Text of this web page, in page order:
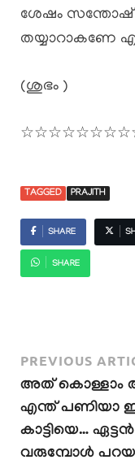
ശേഷം
തയ്യാറാകണേ
(ശുഭം )
TAGGED PRAJITH
SHARE
SHARE
PREVIOUS
അത് കൊള്ളാം
എന്ത് പണിയാ
കാട്ടിയെ… ഏട്ടൻ
വരുമ്പോൾ